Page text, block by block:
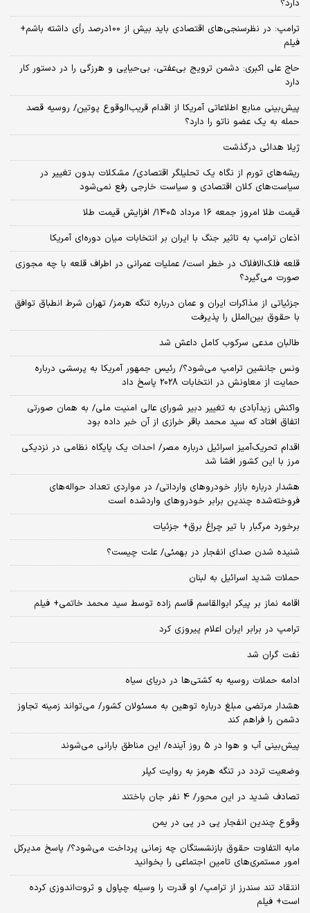
دارد؟
ترامپ: در نظرسنجی‌های اقتصادی باید بیش از 100درصد رأی داشته باشم+
فیلم
حاج علی اکبری: دشمن ترویج بی‌عفتی، بی‌حیایی و هرزگی را در دستور کار
دارد
پیش‌بینی منابع اطلاعاتی آمریکا از اقدام قریب‌الوقوع پوتین/ روسیه قصد
حمله به یک عضو ناتو را دارد؟
ژیلا هدائی درگذشت
ریشه‌های تورم از نگاه یک تحلیلگر اقتصادی/ مشکلات بدون تغییر در
سیاست‌های کلان اقتصادی و سیاست خارجی رفع نمی‌شود
قیمت طلا امروز جمعه ۱۶ مرداد ۱۴۰۵/ افزایش قیمت طلا
اذعان ترامپ به تاثیر جنگ با ایران بر انتخابات میان دوره‌ای آمریکا
قلعه فلک‌الافلاک در خطر است/ عملیات عمرانی در اطراف قلعه با چه مجوزی
صورت می‌گیرد؟
جزئیاتی از مذاکرات ایران و عمان درباره تنگه هرمز/ تهران شرط انطباق توافق
با حقوق بین‌الملل را پذیرفت
طالبان مدعی سرکوب کامل داعش شد
ونس جانشین ترامپ می‌شود؟/ رئیس جمهور آمریکا به پرسشی درباره
حمایت از معاونش در انتخابات 2028 پاسخ داد
واکنش زیدآبادی به تغییر دبیر شورای عالی امنیت ملی/ به همان صورتی
اتفاق افتاد که سید محمد باقر خرازی از آن خبر داده بود
اقدام تحریک‌آمیز اسرائیل درباره مصر/ احداث یک پایگاه نظامی در نزدیکی
مرز با این کشور افشا شد
هشدار درباره بازار خودروهای وارداتی/ در مواردی تعداد حواله‌های
فروخته‌شده چندین برابر خودروهای واردشده است
برخورد مرگبار با تیر چراغ برق+ جزئیات
شنیده شدن صدای انفجار در بهمئی/ علت چیست؟
حملات شدید اسرائیل به لبنان
اقامه نماز بر پیکر ابوالقاسم قاسم زاده توسط سید محمد خاتمی+ فیلم
ترامپ در برابر ایران اعلام پیروزی کرد
نفت گران شد
ادامه حملات روسیه به کشتی‌ها در دریای سیاه
هشدار مرتضی مبلغ درباره توهین به مسئولان کشور/ می‌تواند زمینه تجاوز
دشمن را فراهم کند
پیش‌بینی آب و هوا در 5 روز آینده/ این مناطق بارانی می‌شوند
وضعیت تردد در تنگه هرمز به روایت کپلر
تصادف شدید در این محور/ 4 نفر جان باختند
وقوع چندین انفجار پی در پی در یمن
مابه التفاوت حقوق بازنشستگان چه زمانی پرداخت می‌شود؟/ پاسخ مدیرکل
امور مستمری‌های تامین اجتماعی را بخوانید
انتقاد تند سندرز از ترامپ/ او قدرت را وسیله چپاول و ثروت‌اندوزی کرده
است+ فیلم